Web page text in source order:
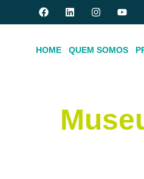
HOME QUEM SOMOS